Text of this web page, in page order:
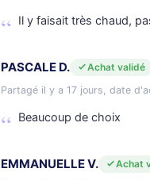
Il y faisait très chaud,
PASCALE D.
Achat validé
Partagé il y a 17 jours, date
Beaucoup de choix
EMMANUELLE V.
Achat